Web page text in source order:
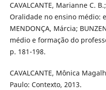
CAVALCANTE, Marianne C.
Oralidade no ensino médio:
MENDONÇA, Márcia;
médio e formação do
p. 181-198.
CAVALCANTE, Mônica
Paulo: Contexto, 2013.